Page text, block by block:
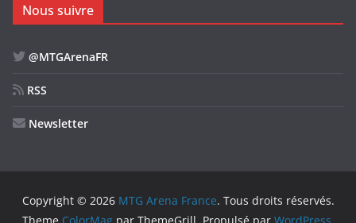
Nous suivre
@MTGArenaFR
RSS
Newsletter
Copyright © 2026 MTG Arena France. Tous droits réservés.